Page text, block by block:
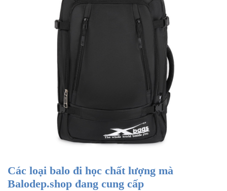
Các loại balo đi học chất lượng mà
Balodep.shop đang cung cấp